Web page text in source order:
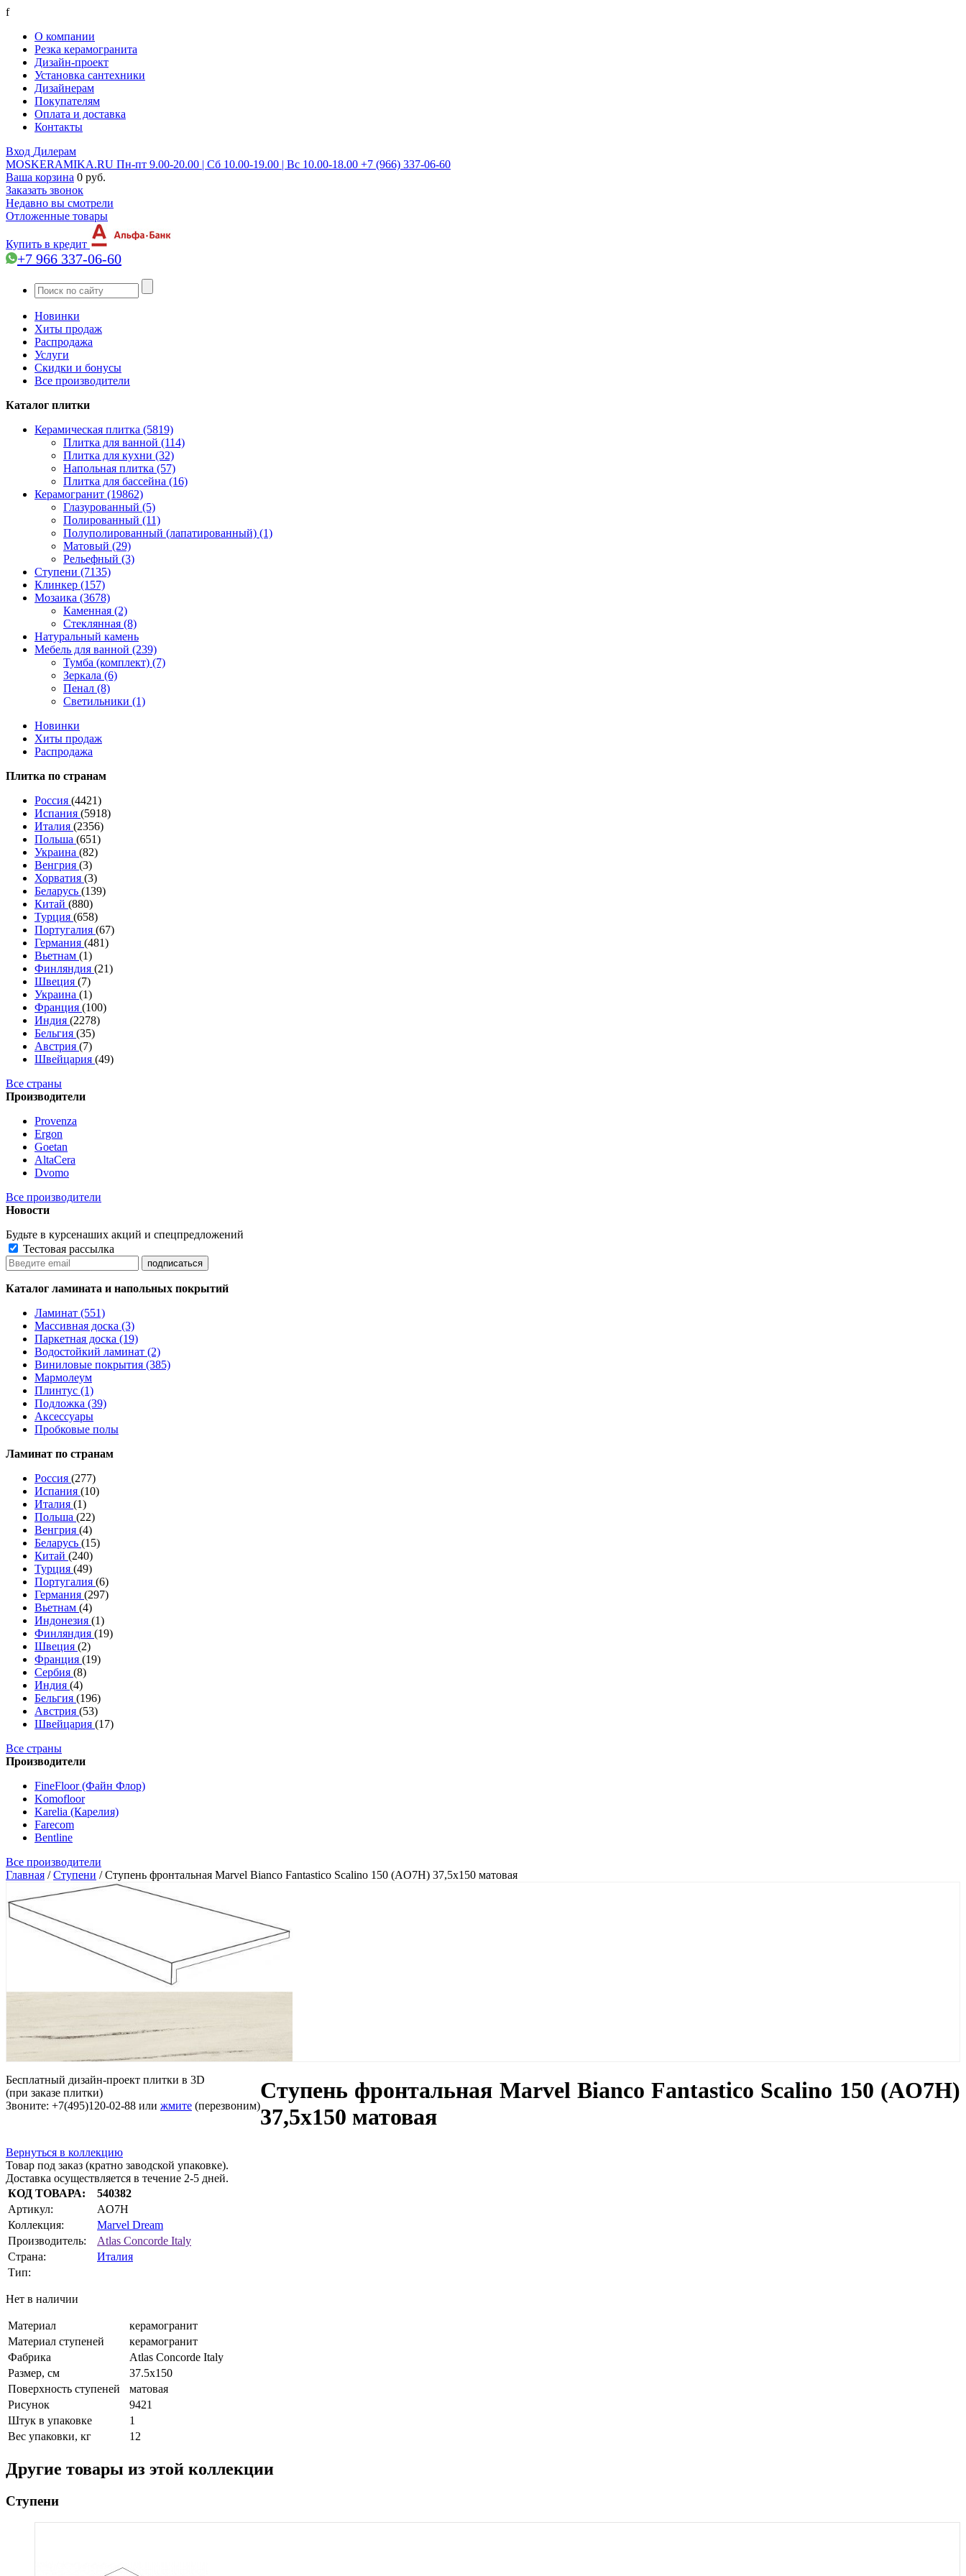
f
О компании
Резка керамогранита
Дизайн-проект
Установка сантехники
Дизайнерам
Покупателям
Оплата и доставка
Контакты
Вход Дилерам
MOSKERAMIKA.RU Пн-пт 9.00-20.00 | Сб 10.00-19.00 | Вс 10.00-18.00 +7 (966) 337-06-60
Ваша корзина 0 руб.
Заказать звонок
Недавно вы смотрели
Отложенные товары
Купить в кредит
+7 966 337-06-60
Новинки
Хиты продаж
Распродажа
Услуги
Скидки и бонусы
Все производители
Каталог плитки
Керамическая плитка (5819)
Плитка для ванной (114)
Плитка для кухни (32)
Напольная плитка (57)
Плитка для бассейна (16)
Керамогранит (19862)
Глазурованный (5)
Полированный (11)
Полуполированный (лапатированный) (1)
Матовый (29)
Рельефный (3)
Ступени (7135)
Клинкер (157)
Мозаика (3678)
Каменная (2)
Стеклянная (8)
Натуральный камень
Мебель для ванной (239)
Тумба (комплект) (7)
Зеркала (6)
Пенал (8)
Светильники (1)
Новинки
Хиты продаж
Распродажа
Плитка по странам
Россия (4421)
Испания (5918)
Италия (2356)
Польша (651)
Украина (82)
Венгрия (3)
Хорватия (3)
Беларусь (139)
Китай (880)
Турция (658)
Португалия (67)
Германия (481)
Вьетнам (1)
Финляндия (21)
Швеция (7)
Украина (1)
Франция (100)
Индия (2278)
Бельгия (35)
Австрия (7)
Швейцария (49)
Все страны
Производители
Provenza
Ergon
Goetan
AltaСera
Dvomo
Все производители
Новости
Будьте в курсенаших акций и спецпредложений
Тестовая рассылка
Каталог ламината и напольных покрытий
Ламинат (551)
Массивная доска (3)
Паркетная доска (19)
Водостойкий ламинат (2)
Виниловые покрытия (385)
Мармолеум
Плинтус (1)
Подложка (39)
Аксессуары
Пробковые полы
Ламинат по странам
Россия (277)
Испания (10)
Италия (1)
Польша (22)
Венгрия (4)
Беларусь (15)
Китай (240)
Турция (49)
Португалия (6)
Германия (297)
Вьетнам (4)
Индонезия (1)
Финляндия (19)
Швеция (2)
Франция (19)
Сербия (8)
Индия (4)
Бельгия (196)
Австрия (53)
Швейцария (17)
Все страны
Производители
FineFloor (Файн Флор)
Komofloor
Karelia (Карелия)
Farecom
Bentline
Все производители
Главная /Ступени /Ступень фронтальная Marvel Bianco Fantastico Scalino 150 (AO7H) 37,5x150 матовая
Бесплатный дизайн-проект плитки в 3D
(при заказе плитки)
Звоните: +7(495)120-02-88 или жмите (перезвоним)
Ступень фронтальная Marvel Bianco Fantastico Scalino 150 (AO7H)
37,5x150 матовая
Вернуться в коллекцию
Товар под заказ (кратно заводской упаковке).
Доставка осуществляется в течение 2-5 дней.
КОД ТОВАРА:
540382
Артикул:
AO7H
Коллекция:
Marvel Dream
Производитель:
Atlas Concorde Italy
Страна:
Италия
Тип:
Нет в наличии
Материал
керамогранит
Материал ступеней
керамогранит
Фабрика
Atlas Concorde Italy
Размер, см
37.5x150
Поверхность ступеней
матовая
Рисунок
9421
Штук в упаковке
1
Вес упаковки, кг
12
Другие товары из этой коллекции
Ступени